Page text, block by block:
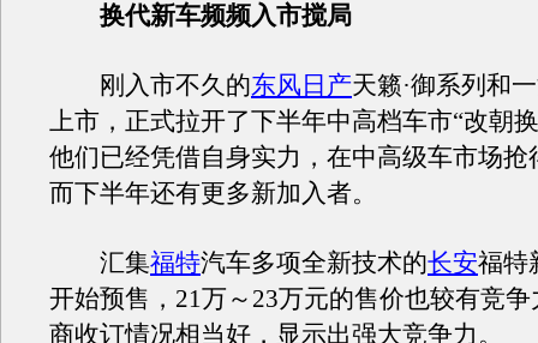
换代新车频频入市搅局
刚入市不久的东风日产天籁·御系列和
上市，正式拉开了下半年中高档车市“改朝
他们已经凭借自身实力，在中高级车市场抢
而下半年还有更多新加入者。
汇集福特汽车多项全新技术的长安福特
开始预售，21万～23万元的售价也较有竞
商收订情况相当好，显示出强大竞争力。